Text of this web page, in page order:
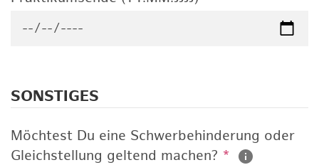
SONSTIGES
Möchtest Du eine Schwerbehinderung oder
Gleichstellung geltend machen? *